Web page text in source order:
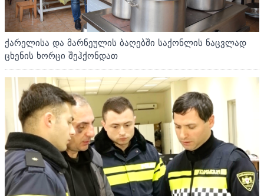
ქარელისა და მარნეულის ბაღებში საქონლის ნაცვლად
ცხენის ხორცი შეჰქონდათ